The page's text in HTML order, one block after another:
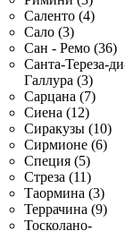
Саленто (4)
Сало (3)
Сан - Ремо (36)
Санта-Тереза-
Галлура (3)
Сарцана (7)
Сиена (12)
Сиракузы (10)
Сирмионе (6)
Специя (5)
Стреза (11)
Таормина (3)
Террачина (9)
Тосколано-